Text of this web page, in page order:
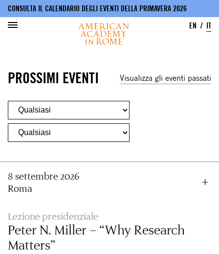
contenuto
principale
CONSULTA IL CALENDARIO DEGLI EVENTI DELLA PRIMAVERA 2026
EN
IT
PROSSIMI EVENTI Visualizza gli eventi passati
8 settembre 2026
Roma
Lezione presidenziale
Peter N. Miller – “Why Research
Matters”